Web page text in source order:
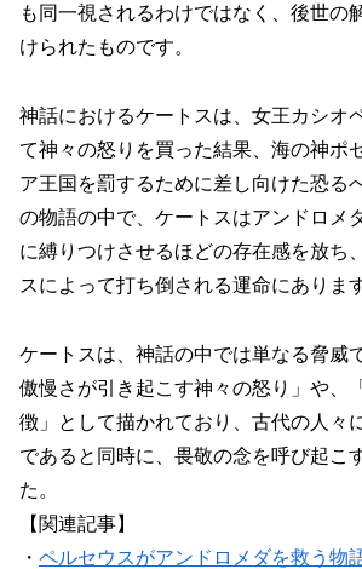
も同一視されるわけではなく、後世の
けられたものです。
神話におけるケートスは、女王カシオ
て神々の怒りを買った結果、海の神ポ
ア王国を罰するために差し向けた恐る
の物語の中で、ケートスはアンドロメ
に縛りつけさせるほどの存在感を放ち
スによって打ち倒される運命にあります
ケートスは、神話の中では単なる脅威
傲慢さが引き起こす神々の怒り」や、
徴」として描かれており、古代の人々
であると同時に、畏敬の念を呼び起こ
た。
【関連記事】
・ ペルセウスがアンドロメダを救う物